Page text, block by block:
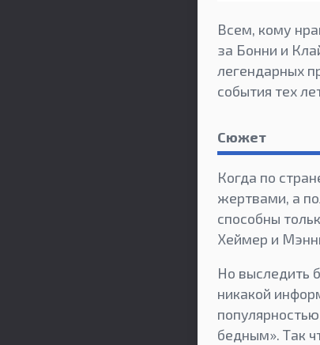
Всем, кому
за Бонни и
легендарных
события тех
Сюжет
Когда по
жертвами, а
способны
Хеймер и
Но выследить
никакой
бедным». Так